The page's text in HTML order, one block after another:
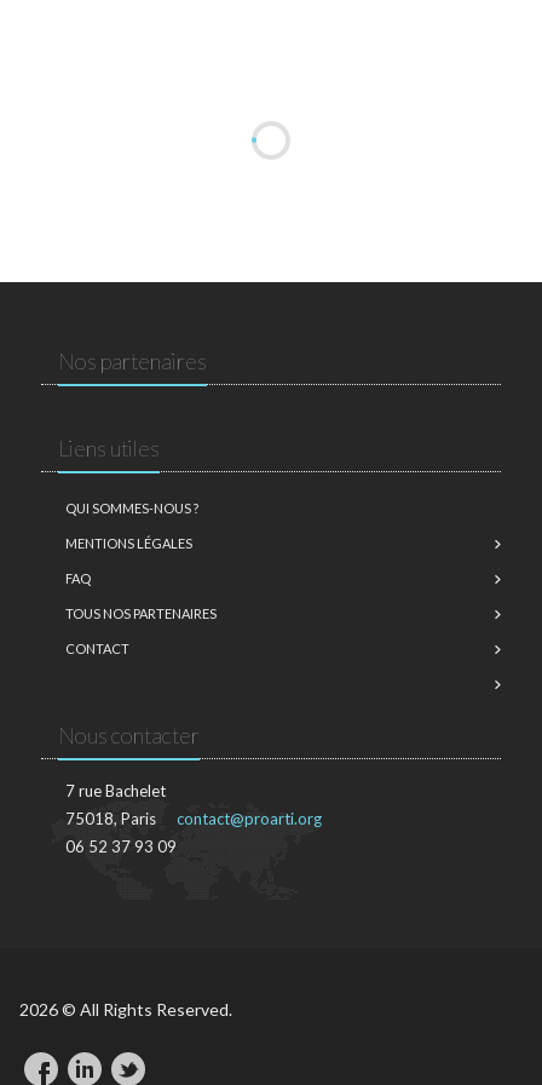
Nos partenaires
Liens utiles
QUI SOMMES-NOUS ?
MENTIONS LÉGALES
FAQ
TOUS NOS PARTENAIRES
CONTACT
Nous contacter
7 rue Bachelet
75018, Paris
06 52 37 93 09
contact@proarti.org
2026 © All Rights Reserved.